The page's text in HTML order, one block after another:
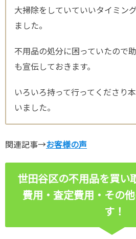
大掃除をしていていいタイミン
ました。
不用品の処分に困っていたので
も宣伝しておきます。
いろいろ持って行ってくださり
いました。
関連記事→お客様の声
世田谷区の不用品を買い
費用・査定費用・その
す！